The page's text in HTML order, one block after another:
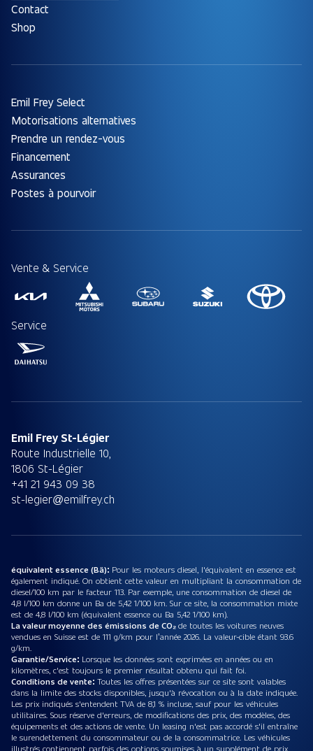
Contact
Shop
Emil Frey Select
Motorisations alternatives
Prendre un rendez-vous
Financement
Assurances
Postes à pourvoir
Vente & Service
Service
Emil Frey St-Légier
Route Industrielle 10,
1806 St-Légier
+41 21 943 09 38
st-legier@emilfrey.ch
équivalent essence (Bä): Pour les moteurs diesel, l'équivalent en essence est
également indiqué. On obtient cette valeur en multipliant la consommation de
diesel/100 km par le facteur 113. Par exemple, une consommation de diesel de
4,8 l/100 km donne un Ba de 5,42 1/100 km. Sur ce site, la consommation mixte
est de 4,8 l/100 km (équivalent essence ou Ba 5,42 1/100 km).
La valeur moyenne des émissions de CO₂de toutes les voitures neuves
vendues en Suisse est de 111 g/km pour l’année 2026. La valeur-cible étant 93.6
g/km.
Garantie/Service: Lorsque les données sont exprimées en années ou en
kilomètres, c'est toujours le premier résultat obtenu qui fait foi.
Conditions de vente: Toutes les offres présentées sur ce site sont valables
dans la limite des stocks disponibles, jusqu'à révocation ou à la date indiquée.
Les prix indiqués s'entendent TVA de 8,1 % incluse, sauf pour les véhicules
utilitaires. Sous réserve d'erreurs, de modifications des prix, des modèles, des
équipements et des actions de vente. Un leasing n'est pas accordé s'il entraîne
le surendettement du consommateur ou de la consommatrice. Les véhicules
illustrés contiennent parfois des options soumises à un supplément de prix.